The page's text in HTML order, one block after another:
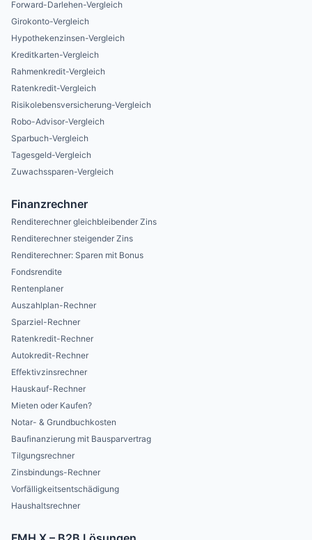
Forward-Darlehen-Vergleich
Girokonto-Vergleich
Hypothekenzinsen-Vergleich
Kreditkarten-Vergleich
Rahmenkredit-Vergleich
Ratenkredit-Vergleich
Risikolebensversicherung-Vergleich
Robo-Advisor-Vergleich
Sparbuch-Vergleich
Tagesgeld-Vergleich
Zuwachssparen-Vergleich
Finanzrechner
Renditerechner gleichbleibender Zins
Renditerechner steigender Zins
Renditerechner: Sparen mit Bonus
Fondsrendite
Rentenplaner
Auszahlplan-Rechner
Sparziel-Rechner
Ratenkredit-Rechner
Autokredit-Rechner
Effektivzinsrechner
Hauskauf-Rechner
Mieten oder Kaufen?
Notar- & Grundbuchkosten
Baufinanzierung mit Bausparvertrag
Tilgungsrechner
Zinsbindungs-Rechner
Vorfälligkeitsentschädigung
Haushaltsrechner